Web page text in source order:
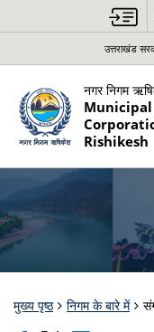
उत्तराखंड
नगर निगम
Municipal
Rishikesh
मुख्य पृष्ठ निगम के बारे में